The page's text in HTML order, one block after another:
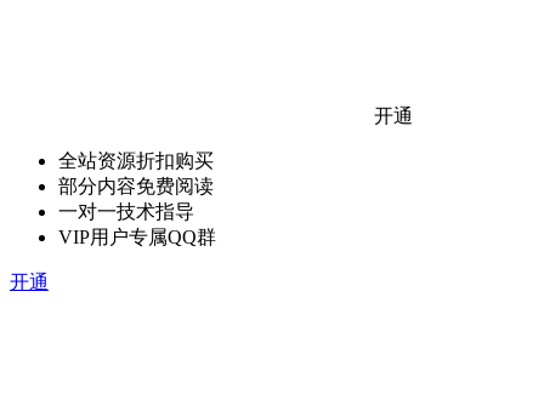
开通
全站资源折扣购买
部分内容免费阅读
一对一技术指导
VIP用户专属QQ群
开通